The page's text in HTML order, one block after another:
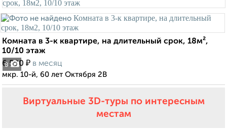
8
Комната в 3-к квартире, на длительный срок, 18м²,
10/10 этаж
6 500 ₽ в месяц
мкр. 10-й, 60 лет Октября 2В
Виртуальные 3D-туры по интересным
местам